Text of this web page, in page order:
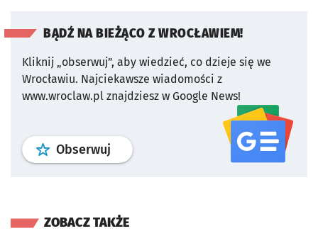
BĄDŹ NA BIEŻĄCO Z WROCŁAWIEM!
Kliknij „obserwuj”, aby wiedzieć, co dzieje się we
Wrocławiu. Najciekawsze wiadomości z
www.wroclaw.pl znajdziesz w Google News!
Obserwuj profil serwisu
ZOBACZ TAKŻE